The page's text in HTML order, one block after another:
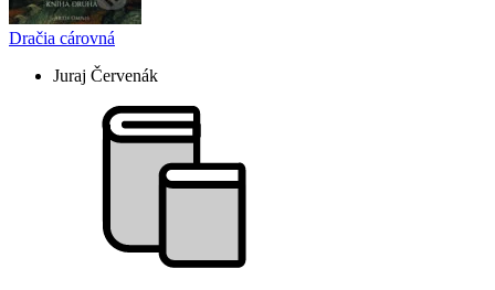
Dračia cárovná
Juraj Červenák